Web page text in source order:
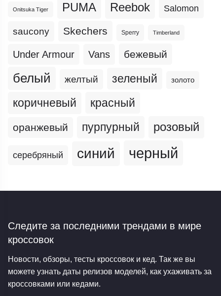
Onitsuka Tiger PUMA Reebok Salomon
saucony Skechers Sperry Timberland
Under Armour Vans бежевый
белый желтый зеленый золото
коричневый красный
оранжевый пурпурный розовый
серебряный синий черный
Следите за последними трендами в мире
кроссовок
Новости, обзоры, тесты кроссовок и кед. Так же вы
можете узнать даты релизов моделей, как ухаживать за
кроссовками или кедами.